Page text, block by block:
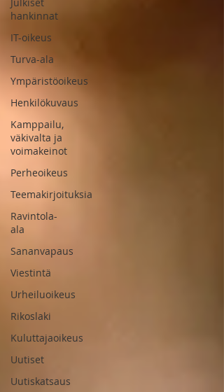
hankinnat
IT-oikeus
Turva-ala
Ympäristöoikeus
Henkilökuvaus
Kamppailu,
väkivalta ja
voimakeinot
Perheoikeus
Teemakirjoituksia
Ravintola-
ala
Sananvapaus
Viestintä
Urheiluoikeus
Rikoslaki
Kuluttajaoikeus
Uutiset
Uutiskatsaus